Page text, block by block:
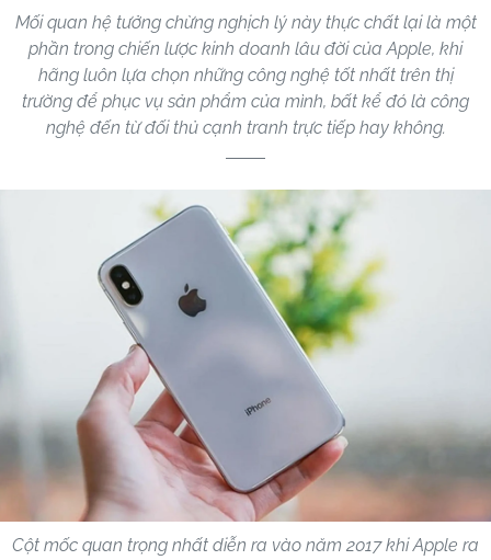
Mối quan hệ tưởng chừng nghịch lý này thực chất lại là một
phần trong chiến lược kinh doanh lâu đời của Apple, khi
hãng luôn lựa chọn những công nghệ tốt nhất trên thị
trường để phục vụ sản phẩm của mình, bất kể đó là công
nghệ đến từ đối thủ cạnh tranh trực tiếp hay không.
Cột mốc quan trọng nhất diễn ra vào năm 2017 khi Apple ra